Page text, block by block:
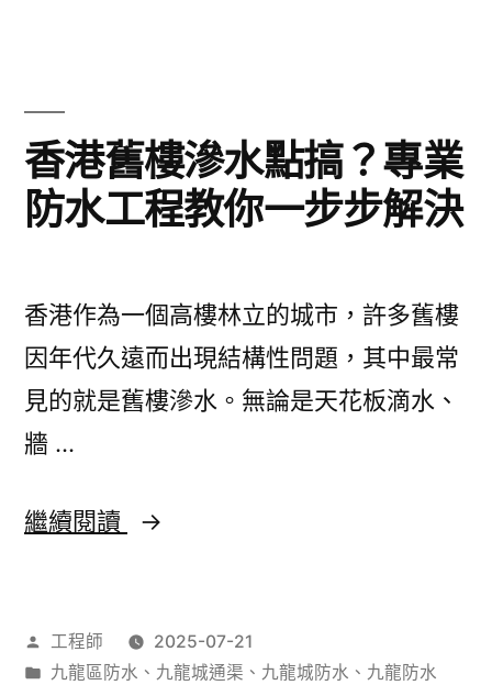
年
香
港
新
防
水
大
香港舊樓滲水點搞？專業
防水工程教你一步步解決
香港作為一個高樓林立的城市，許多舊樓
因年代久遠而出現結構性問題，其中最常
見的就是舊樓滲水。無論是天花板滴水、
牆 …
繼續閱讀
香
樓
作
者：
工程師
2025-07-21
分
九龍區防水 、 九龍城通渠 、 九龍城防水 、 九龍防水